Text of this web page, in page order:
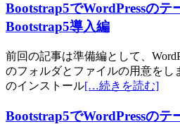
Bootstrap5でWordPressのテ
Bootstrap5導入編
前回の記事は準備編として、
のフォルダとファイルの用意をし
のインストール[…続きを読む]
Bootstrap5でWordPressのテ